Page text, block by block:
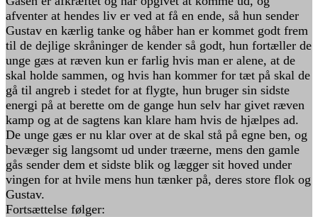
afventer at hendes liv er ved at få en ende, så hun sender
Gustav en kærlig tanke og håber han er kommet godt frem
til de dejlige skråninger de kender så godt, hun fortæller de
unge gæs at ræven kun er farlig hvis man er alene, at de
skal holde sammen, og hvis han kommer for tæt på skal de
gå til angreb i stedet for at flygte, hun bruger sin sidste
energi på at berette om de gange hun selv har givet ræven
kamp og at de sagtens kan klare ham hvis de hjælpes ad.
De unge gæs er nu klar over at de skal stå på egne ben, og
bevæger sig langsomt ud under træerne, mens den gamle
gås sender dem et sidste blik og lægger sit hoved under
vingen for at hvile mens hun tænker på, deres store flok og
Gustav.
Fortsættelse følger: